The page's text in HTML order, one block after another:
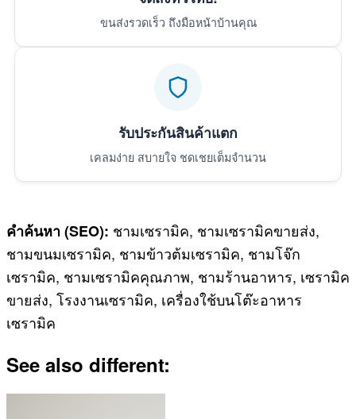
ขนส่งรวดเร็ว ถึงมือหน้าบ้านคุณ
รับประกันสินค้าแตก
เคลมง่าย สบายใจ ชดเชยเต็มจำนวน
คำค้นหา (SEO): ชามเซรามิค, ชามเซรามิคขายส่ง,
ชามขนมเซรามิค, ชามข้าวต้มเซรามิค, ชามโจ๊ก
เซรามิค, ชามเซรามิคคุณภาพ, ชามร้านอาหาร, เซรามิค
ขายส่ง, โรงงานเซรามิค, เครื่องใช้บนโต๊ะอาหาร
เซรามิค
See also different: